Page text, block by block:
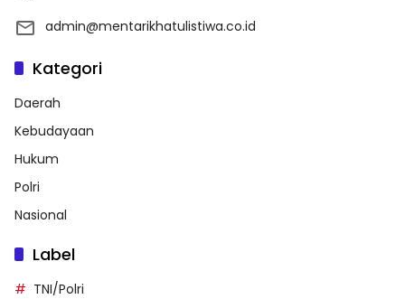
admin@mentarikhatulistiwa.co.id
Kategori
Daerah
Kebudayaan
Hukum
Polri
Nasional
Label
TNI/Polri